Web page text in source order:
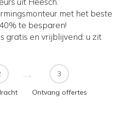
met het beste
te besparen!
gratis en vrijblijvend: u zit
3
Ontvang offertes